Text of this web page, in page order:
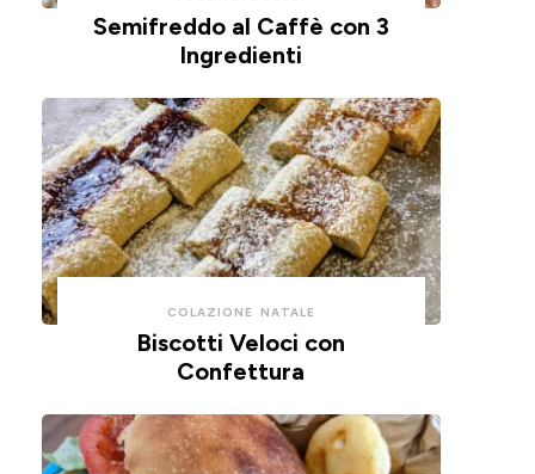
Semifreddo al Caffè con 3
Ingredienti
COLAZIONE NATALE
Biscotti Veloci con
Confettura